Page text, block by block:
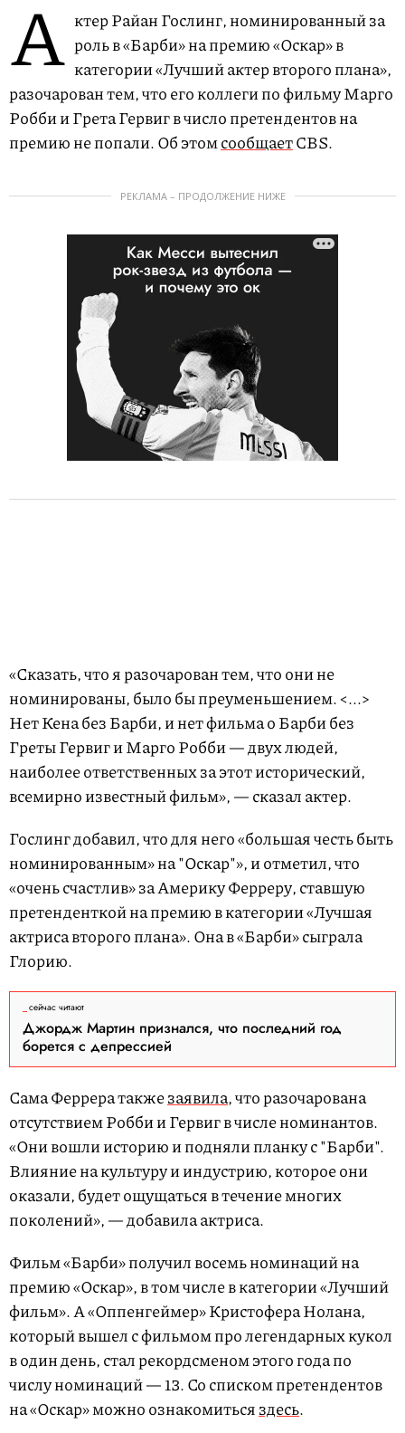
А ктер Райан Гослинг, номинированный за
роль в «Барби» на премию «Оскар» в
категории «Лучший актер второго плана»,
разочарован тем, что его коллеги по фильму Марго
Робби и Грета Гервиг в число претендентов на
премию не попали. Об этомсообщаетCBS.
РЕКЛАМА – ПРОДОЛЖЕНИЕ НИЖЕ
«Сказать, что я разочарован тем, что они не
номинированы, было бы преуменьшением. <...>
Нет Кена без Барби, и нет фильма о Барби без
Греты Гервиг и Марго Робби — двух людей,
наиболее ответственных за этот исторический,
всемирно известный фильм», — сказал актер.
Гослинг добавил, что для него «большая честь быть
номинированным» на "Оскар"», и отметил, что
«очень счастлив» за Америку Ферреру, ставшую
претенденткой на премию в категории «Лучшая
актриса второго плана». Она в «Барби» сыграла
Глорию.
сейчас читают
Джордж Мартин признался, что последний год
борется с депрессией
Сама Феррера такжезаявила, что разочарована
отсутствием Робби и Гервиг в числе номинантов.
«Они вошли историю и подняли планку с "Барби".
Влияние на культуру и индустрию, которое они
оказали, будет ощущаться в течение многих
поколений», — добавила актриса.
Фильм «Барби» получил восемь номинаций на
премию «Оскар», в том числе в категории «Лучший
фильм». А «Оппенгеймер» Кристофера Нолана,
который вышел с фильмом про легендарных кукол
в один день, стал рекордсменом этого года по
числу номинаций — 13. Со списком претендентов
на «Оскар» можно ознакомитьсяздесь.